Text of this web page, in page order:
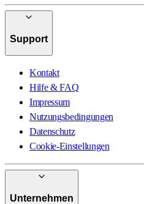
Support
Kontakt
Hilfe & FAQ
Impressum
Nutzungsbedingungen
Datenschutz
Cookie-Einstellungen
Unternehmen